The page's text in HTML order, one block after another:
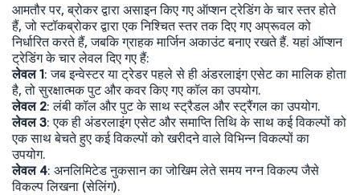
आमतौर पर, ब्रोकर द्वारा असाइन किए गए ऑप्शन ट्रेडिंग के चार स्तर होते
हैं, जो स्टॉकब्रोकर द्वारा एक निश्चित स्तर तक दिए गए अप्रूवल को
निर्धारित करते हैं, जबकि ग्राहक मार्जिन अकाउंट बनाए रखते हैं. यहां ऑप्शन
ट्रेडिंग के चार लेवल दिए गए हैं:
लेवल 1: जब इन्वेस्टर या ट्रेडर पहले से ही अंडरलाइंग एसेट का मालिक होता
है, तो सुरक्षात्मक पुट और कवर किए गए कॉल का उपयोग.
लेवल 2: लंबी कॉल और पुट के साथ स्ट्रैडल और स्ट्रैंगल का उपयोग.
लेवल 3: एक ही अंडरलाइंग एसेट और समाप्ति तिथि के साथ कई विकल्पों को
एक साथ बेचते हुए कई विकल्पों को खरीदने वाले विभिन्न विकल्पों का
उपयोग.
लेवल 4: अनलिमिटेड नुकसान का जोखिम लेते समय नग्न विकल्प जैसे
विकल्प लिखना (सेलिंग).